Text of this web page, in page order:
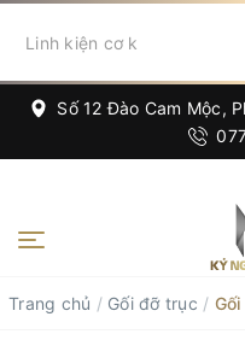
Số 12 Đào Cam Mộc,
Trang chủ / Gối đỡ trục /